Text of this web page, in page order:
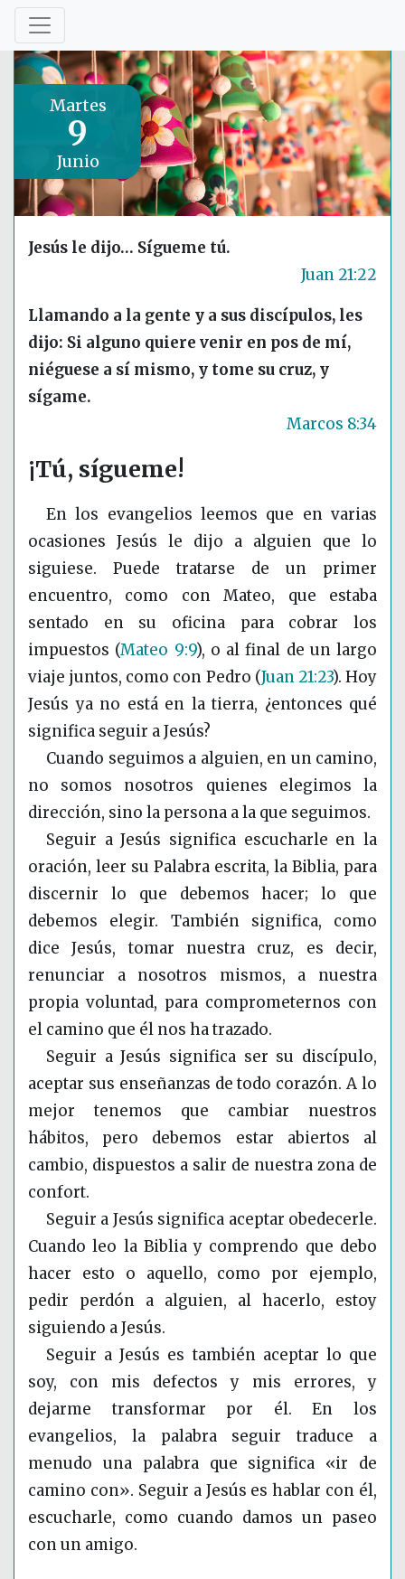
Martes
9
Junio
Jesús le dijo… Sígueme tú.
Juan 21:22
Llamando a la gente y a sus discípulos, les
dijo: Si alguno quiere venir en pos de mí,
niéguese a sí mismo, y tome su cruz, y
sígame.
Marcos 8:34
¡Tú, sígueme!
En los evangelios leemos que en varias
ocasiones Jesús le dijo a alguien que lo
siguiese. Puede tratarse de un primer
encuentro, como con Mateo, que estaba
sentado en su oficina para cobrar los
impuestos (Mateo 9:9), o al final de un largo
viaje juntos, como con Pedro (Juan 21:23). Hoy
Jesús ya no está en la tierra, ¿entonces qué
significa seguir a Jesús?
Cuando seguimos a alguien, en un camino,
no somos nosotros quienes elegimos la
dirección, sino la persona a la que seguimos.
Seguir a Jesús significa escucharle en la
oración, leer su Palabra escrita, la Biblia, para
discernir lo que debemos hacer; lo que
debemos elegir. También significa, como
dice Jesús, tomar nuestra cruz, es decir,
renunciar a nosotros mismos, a nuestra
propia voluntad, para comprometernos con
el camino que él nos ha trazado.
Seguir a Jesús significa ser su discípulo,
aceptar sus enseñanzas de todo corazón. A lo
mejor tenemos que cambiar nuestros
hábitos, pero debemos estar abiertos al
cambio, dispuestos a salir de nuestra zona de
confort.
Seguir a Jesús significa aceptar obedecerle.
Cuando leo la Biblia y comprendo que debo
hacer esto o aquello, como por ejemplo,
pedir perdón a alguien, al hacerlo, estoy
siguiendo a Jesús.
Seguir a Jesús es también aceptar lo que
soy, con mis defectos y mis errores, y
dejarme transformar por él. En los
evangelios, la palabra seguir traduce a
menudo una palabra que significa «ir de
camino con». Seguir a Jesús es hablar con él,
escucharle, como cuando damos un paseo
con un amigo.